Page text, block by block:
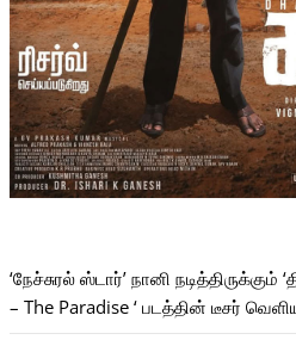
‘நேச்சுரல் ஸ்டார்’ நானி நடித்திருக்கும்
– The Paradise ‘ படத்தின் டீசர்